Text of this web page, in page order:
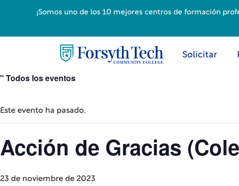
Solicitar
" Todos los eventos
Este evento ha pasado.
Acción de Gracias
23 de noviembre de 2023
¡Somos uno de los 10 mejores centros de formación